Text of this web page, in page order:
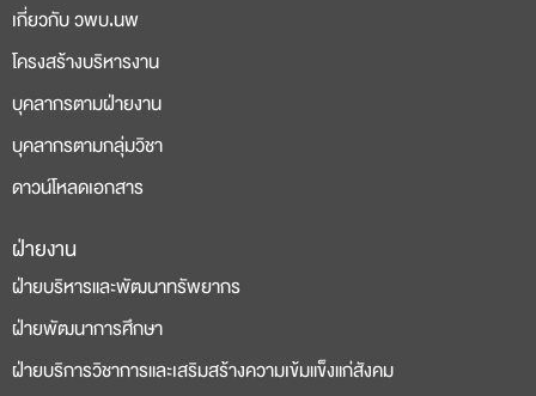
เกี่ยวกับ วพบ.นพ
โครงสร้างบริหารงาน
บุคลากรตามฝ่ายงาน
บุคลากรตามกลุ่มวิชา
ดาวน์โหลดเอกสาร
deneme
bonusu
casino
siteleri
ฝ่ายงาน
ฝ่ายบริหารและพัฒนาทรัพยากร
ฝ่ายพัฒนาการศึกษา
ฝ่ายบริการวิชาการและเสริมสร้างความเข้มแข็งแก่สังคม